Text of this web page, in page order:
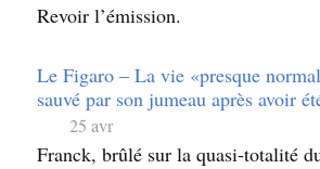
Revoir l’émission.
Le Figaro – La vie «presque
sauvé par son jumeau après avoir
25 avr
Franck, brûlé sur la quasi-totalité